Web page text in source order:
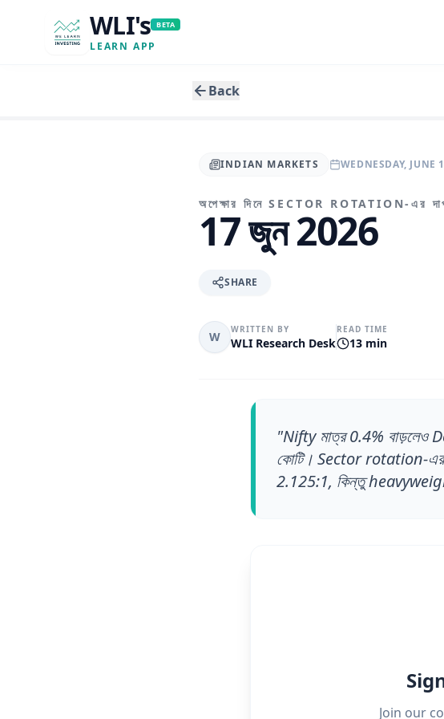
WLI's BETA
LEARN APP
Back
INDIAN MARKETS WEDNESDAY, JUNE
অপেক্ষার দিনে SECTOR ROTATION-এর
17 জুন 2026
SHARE
W
WRITTEN BY
WLI Research Desk
READ TIME
13 min
"Nifty মাত্র 0.4% বাড়লেও
কোটি। Sector rotation-
2.125:1, কিন্তু
Join our